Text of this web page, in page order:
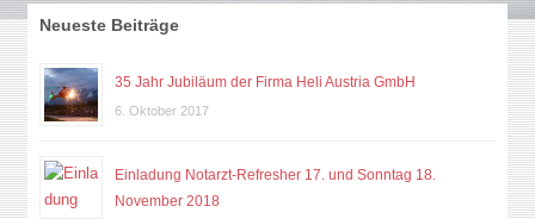
Neueste Beiträge
35 Jahr Jubiläum der Firma Heli Austria GmbH
6. Oktober 2017
Einladung Notarzt-Refresher 17. und Sonntag 18.
November 2018